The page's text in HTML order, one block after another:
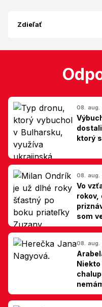
Zdieľať
08. aug.
ktorý
08. aug.
Vo
rokov,
som
hovorí
08. aug.